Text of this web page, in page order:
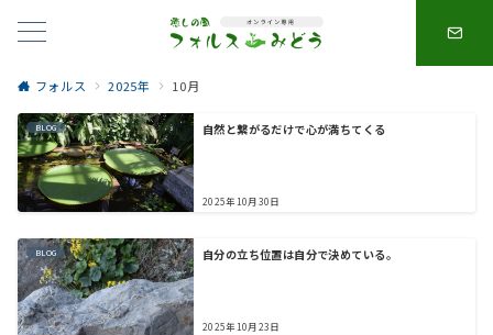
フォルス 2025年 10月
BLOG 自然と繋がるだけで心が満ちてくる
2025年10月30日
BLOG 自分の立ち位置は自分で決めている。
2025年10月23日